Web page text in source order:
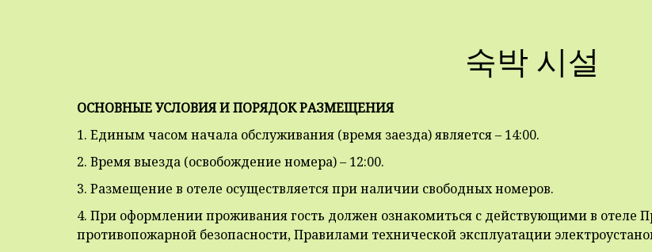
숙박 시설
ОСНОВНЫЕ УСЛОВИЯ И ПОРЯДОК РАЗМЕЩЕНИЯ
1. Единым часом начала обслуживания (время заезда) является – 14:00.
2. Время выезда (освобождение номера) – 12:00.
3. Размещение в отеле осуществляется при наличии свободных номеров.
4. При оформлении проживания гость должен ознакомиться с действующими в отеле
противопожарной безопасности, Правилами технической эксплуатации